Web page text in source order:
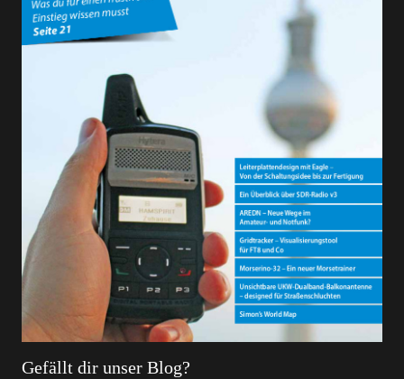
Gefällt dir unser Blog?